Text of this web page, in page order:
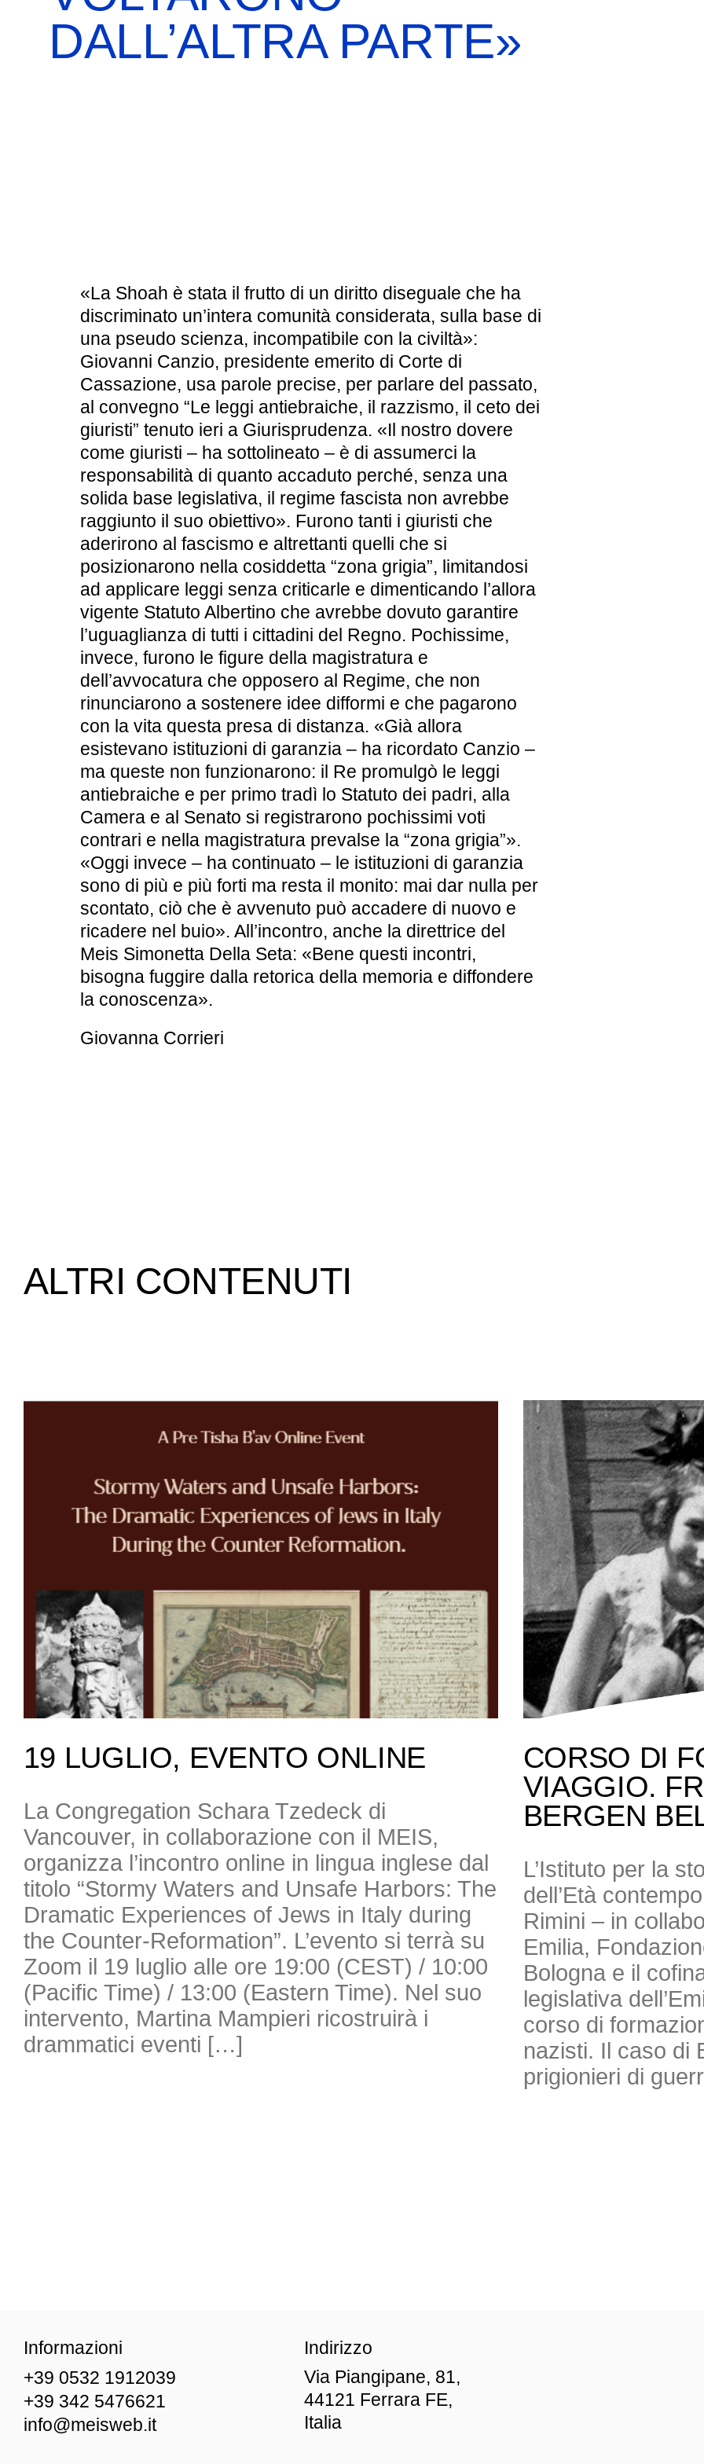
BOOKSHOP
AULA DIDATTICA
VISITE GUIDATE
PASSATI
RICERCA
IL CICLO DELLA VITA
#ITALIAEBRAICA
DALL’ALTRA PARTE»
«La Shoah è stata il frutto di un diritto diseguale che ha
discriminato un’intera comunità considerata, sulla base di
una pseudo scienza, incompatibile con la civiltà»:
Giovanni Canzio, presidente emerito di Corte di
Cassazione, usa parole precise, per parlare del passato,
al convegno “Le leggi antiebraiche, il razzismo, il ceto dei
giuristi” tenuto ieri a Giurisprudenza. «Il nostro dovere
come giuristi – ha sottolineato – è di assumerci la
responsabilità di quanto accaduto perché, senza una
solida base legislativa, il regime fascista non avrebbe
raggiunto il suo obiettivo». Furono tanti i giuristi che
aderirono al fascismo e altrettanti quelli che si
posizionarono nella cosiddetta “zona grigia”, limitandosi
ad applicare leggi senza criticarle e dimenticando l’allora
vigente Statuto Albertino che avrebbe dovuto garantire
l’uguaglianza di tutti i cittadini del Regno. Pochissime,
invece, furono le figure della magistratura e
dell’avvocatura che opposero al Regime, che non
rinunciarono a sostenere idee difformi e che pagarono
con la vita questa presa di distanza. «Già allora
esistevano istituzioni di garanzia – ha ricordato Canzio –
ma queste non funzionarono: il Re promulgò le leggi
antiebraiche e per primo tradì lo Statuto dei padri, alla
Camera e al Senato si registrarono pochissimi voti
contrari e nella magistratura prevalse la “zona grigia”».
«Oggi invece – ha continuato – le istituzioni di garanzia
sono di più e più forti ma resta il monito: mai dar nulla per
scontato, ciò che è avvenuto può accadere di nuovo e
ricadere nel buio». All’incontro, anche la direttrice del
Meis Simonetta Della Seta: «Bene questi incontri,
bisogna fuggire dalla retorica della memoria e diffondere
la conoscenza».
Giovanna Corrieri
ALTRI CONTENUTI
19 LUGLIO, EVENTO ONLINE
La Congregation Schara Tzedeck di
Vancouver, in collaborazione con il MEIS,
organizza l’incontro online in lingua inglese dal
titolo “Stormy Waters and Unsafe Harbors: The
Dramatic Experiences of Jews in Italy during
the Counter-Reformation”. L’evento si terrà su
Zoom il 19 luglio alle ore 19:00 (CEST) / 10:00
(Pacific Time) / 13:00 (Eastern Time). Nel suo
intervento, Martina Mampieri ricostruirà i
drammatici eventi […]
CORSO DI
VIAGGIO.
BERGEN
L’Istituto per la
dell’Età
Rimini – in
Emilia,
Bologna e il
legislativa
corso di
nazisti. Il caso di
prigionieri di
Informazioni
+39 0532 1912039
+39 342 5476621
info@meisweb.it
Indirizzo
Via Piangipane, 81,
44121 Ferrara FE,
Italia